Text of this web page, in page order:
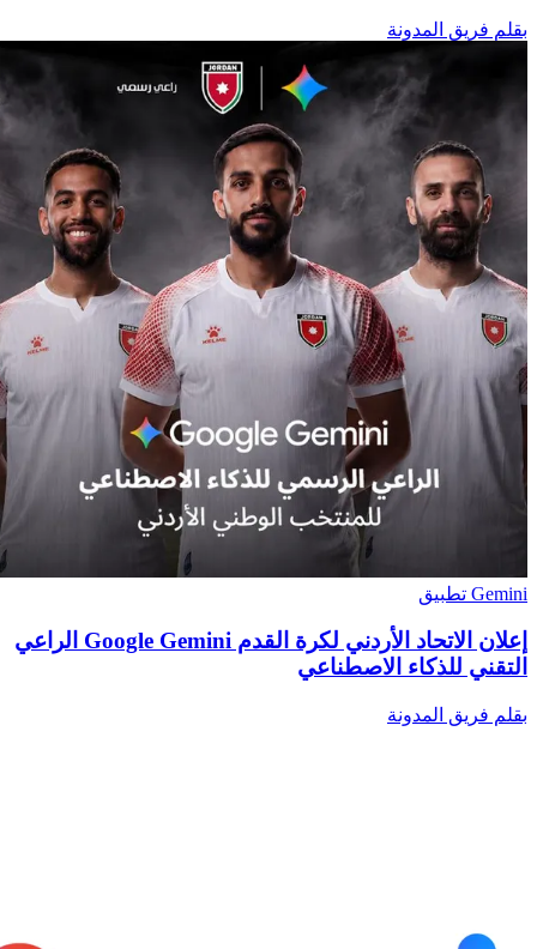
بقلم فريق المدونة
Gemini تطبيق
إعلان الاتحاد الأردني لكرة القدم Google Gemini الراعي
التقني للذكاء الاصطناعي
بقلم فريق المدونة